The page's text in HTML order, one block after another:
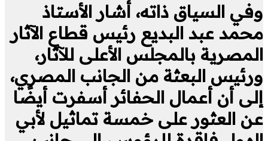
وفي السياق ذاته، أشار الأستاذ
محمد عبد البديع رئيس قطاع الآثار
المصرية بالمجلس الأعلى للآثار،
ورئيس البعثة من الجانب المصري،
إلى أن أعمال الحفائر أسفرت أيضًا
عن العثور على خمسة تماثيل لأبي